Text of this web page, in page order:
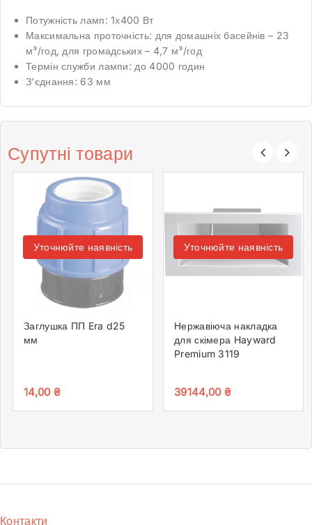
Потужність ламп: 1х400 Вт
Максимальна проточність: для домашніх басейнів – 23
м³/год, для громадських – 4,7 м³/год
Термін служби лампи: до 4000 годин
З’єднання: 63 мм
Супутні товари
Уточнюйте наявність
Заглушка ПП Era d25
мм
14,00 ₴
Уточнюйте наявність
Нержавіюча накладка
для скімера Hayward
Premium 3119
39144,00 ₴
Контакти